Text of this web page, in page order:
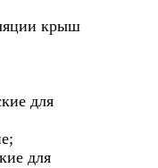
крыш
для
для